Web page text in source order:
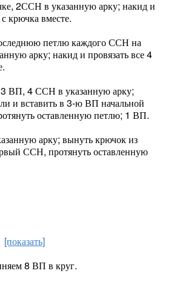
2ССН в указанную арку; накид и
крючка вместе.
петлю каждого ССН на
арку; накид и провязать все 4
ВП, 4 ССН в указанную арку;
и вставить в 3-ю ВП начальной
оставленную петлю; 1 ВП.
арку; вынуть крючок из
ССН, протянуть оставленную
[показать]
8 ВП в круг.